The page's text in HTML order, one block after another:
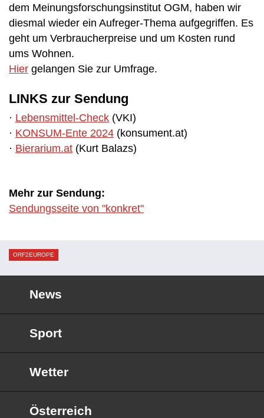
dem Meinungsforschungsinstitut OGM, haben wir
diesmal wieder ein Aufreger-Thema aufgegriffen. Es
geht um Verbraucherpreise und um Kosten rund
ums Wohnen.
Hier gelangen Sie zur Umfrage.
LINKS zur Sendung
· Lebensmittel-Check (VKI)
· KONSUM-Ente 2024 (konsument.at)
· Bierarium.at (Kurt Balazs)
Mehr zur Sendung:
Sendungsseite von "konkret"
ORF2EUROPE
News
Sport
Wetter
Österreich